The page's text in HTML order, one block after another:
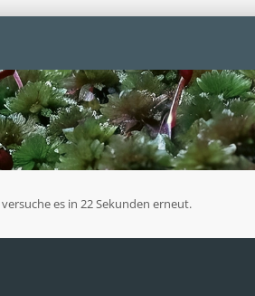
es in 22 Sekunden erneut.